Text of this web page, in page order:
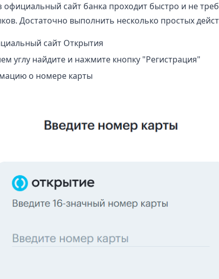
официальный сайт банка проходит быстро и не
Достаточно выполнить несколько простых
сайт Открытия
углу найдите и нажмите кнопку "Регистрация"
о номере карты